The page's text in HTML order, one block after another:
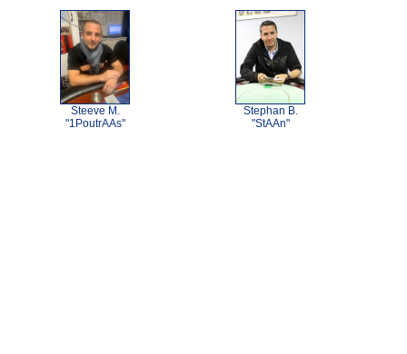
Steeve M.
"1PoutrAAs"
Stephan B.
"StAAn"